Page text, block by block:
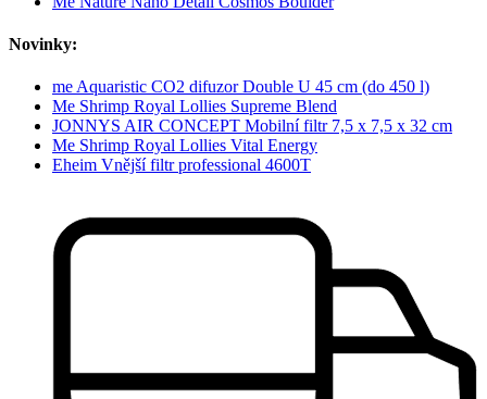
Novinky:
me Aquaristic CO2 difuzor Double U 45 cm (do 450 l)
Me Shrimp Royal Lollies Supreme Blend
JONNYS AIR CONCEPT Mobilní filtr 7,5 x 7,5 x 32 cm
Me Shrimp Royal Lollies Vital Energy
Eheim Vnější filtr professional 4600T